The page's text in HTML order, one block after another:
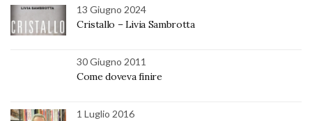
13 Giugno 2024
Cristallo – Livia Sambrotta
30 Giugno 2011
Come doveva finire
1 Luglio 2016